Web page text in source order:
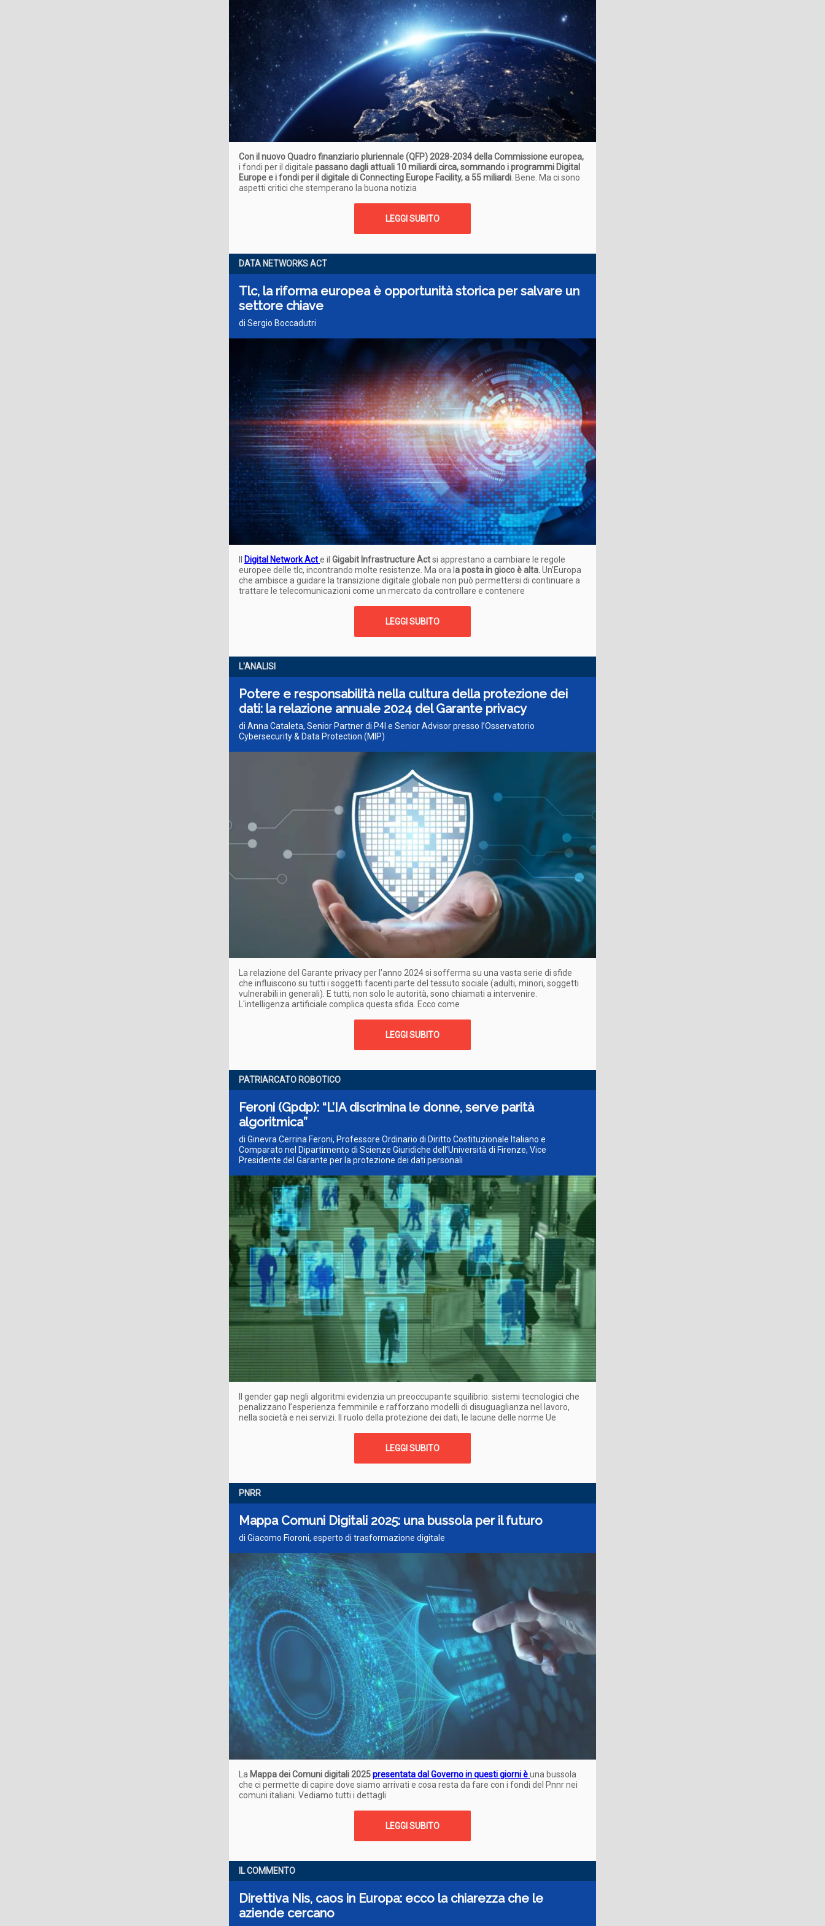
Con il nuovoQuadro finanziario pluriennale (QFP) 2028-2034 della Commissione europea,
i fondi per il digitale passano dagli attuali 10 miliardi circa, sommando i programmi Digital
Europe e i fondi per il digitale di Connecting Europe Facility, a 55 miliardi . Bene. Ma ci sono
aspetti critici che stemperano la buona notizia
LEGGI SUBITO
DATA NETWORKS ACT
Tlc, la riforma europea è opportunità storica per salvare un
settore chiave
di Sergio Boccadutri
Digital Network Acte il Gigabit Infrastructure Actsi apprestano a cambiare le regole
europee delle tlc, incontrando molte resistenze. Ma ora l a posta in gioco è alta.Un’Europa
che ambisce a guidare la transizione digitale globale non può permettersi di continuare a
trattare le telecomunicazioni come un mercato da controllare e contenere
LEGGI SUBITO
L'ANALISI
Potere e responsabilità nella cultura della protezione dei
dati: la relazione annuale 2024 del Garante privacy
di Anna Cataleta, Senior Partner di P4I e Senior Advisor presso l’Osservatorio
Cybersecurity & Data Protection (MIP)
La relazione del Garante privacy per l’anno 2024 si sofferma su una vasta serie di sfide
che influiscono su tutti i soggetti facenti parte del tessuto sociale (adulti, minori, soggetti
vulnerabili in generali). E tutti, non solo le autorità, sono chiamati a intervenire.
L'intelligenza artificiale complica questa sfida. Ecco come
LEGGI SUBITO
PATRIARCATO ROBOTICO
Feroni (Gpdp): “L’IA discrimina le donne, serve parità
algoritmica”
di Ginevra Cerrina Feroni, Professore Ordinario di Diritto Costituzionale Italiano e
Comparato nel Dipartimento di Scienze Giuridiche dell’Università di Firenze, Vice
Presidente del Garante per la protezione dei dati personali
Il gender gap negli algoritmi evidenzia un preoccupante squilibrio: sistemi tecnologici che
penalizzano l’esperienza femminile e rafforzano modelli di disuguaglianza nel lavoro,
nella società e nei servizi. Il ruolo della protezione dei dati, le lacune delle norme Ue
LEGGI SUBITO
PNRR
Mappa Comuni Digitali 2025: una bussola per il futuro
di Giacomo Fioroni, esperto di trasformazione digitale
La Mappa dei Comuni digitali 2025presentata dal Governo in questi giorni èuna bussola
che ci permette di capire dove siamo arrivati e cosa resta da fare con i fondi del Pnnr nei
comuni italiani. Vediamo tutti i dettagli
LEGGI SUBITO
IL COMMENTO
Direttiva Nis, caos in Europa: ecco la chiarezza che le
aziende cercano